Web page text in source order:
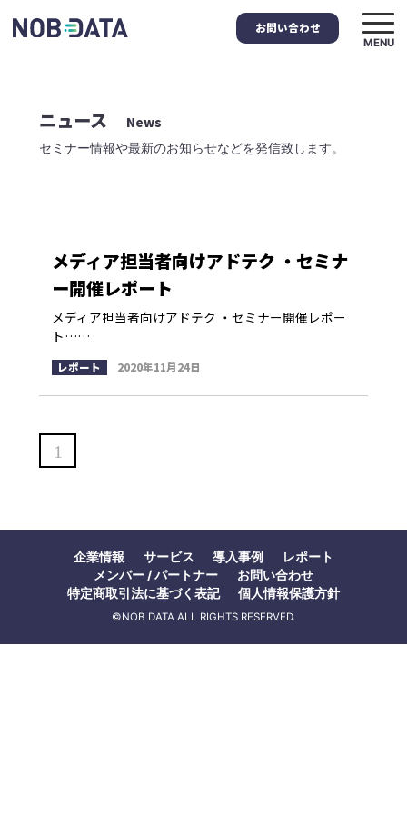
お問い合わせ
MENU
ニュース News
セミナー情報や最新のお知らせなどを発信致します。
メディア担当者向けアドテク ・セミナ
ー開催レポート
メディア担当者向けアドテク ・セミナー開催レポー
ト……
レポート 2020年11月24日
1
企業情報 サービス 導入事例
レポート
メンバー / パートナー
お問い合わせ
特定商取引法に基づく表記
個人情報保護方針
©NOB DATA ALL RIGHTS RESERVED.